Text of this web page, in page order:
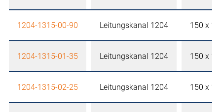
1204-1315-00-90 Leitungskanal 1204 150 x
1204-1315-01-35 Leitungskanal 1204 150 x
1204-1315-02-25 Leitungskanal 1204 150 x